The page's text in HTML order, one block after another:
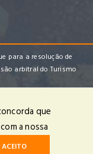
para a resolução de
arbitral do Turismo
4482 | © 2025 Todos
que
a nossa
ACEITO